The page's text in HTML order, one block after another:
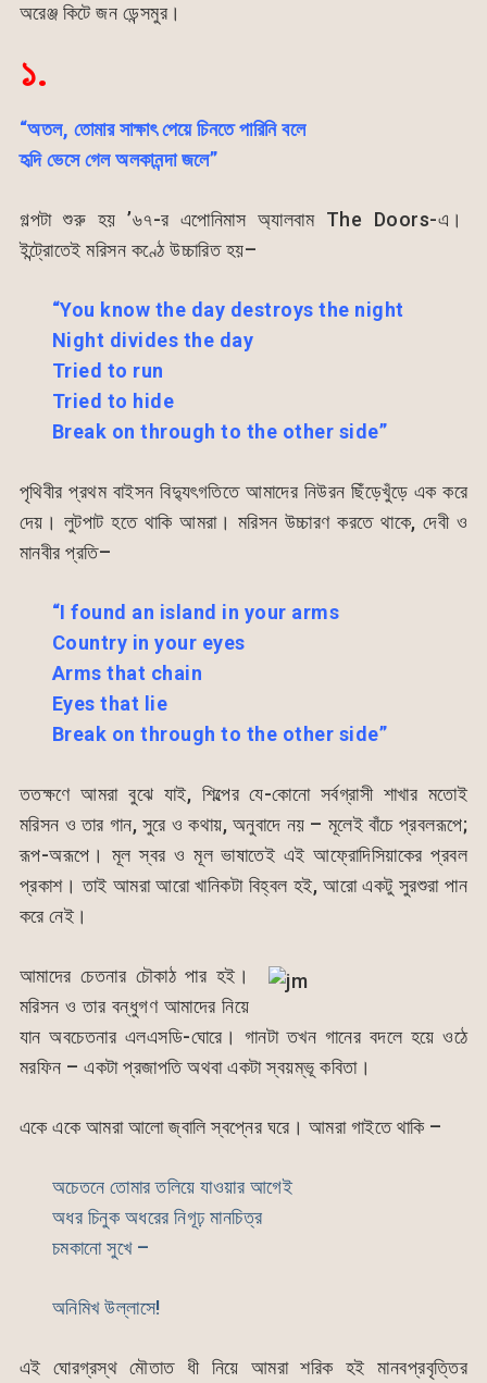
অরেঞ্জ কিটে জন ডেন্সমুর।
১.
“অতল, তোমার সাক্ষাৎ পেয়ে চিনতে পারিনি বলে
হৃদি ভেসে গেল অলকানন্দা জলে”
গল্পটা শুরু হয় ’৬৭-র এপোনিমাস অ্যালবাম The Doors-এ।
ইন্ট্রোতেই মরিসন কণ্ঠে উচ্চারিত হয়–
“You know the day destroys the night
Night divides the day
Tried to run
Tried to hide
Break on through to the other side”
পৃথিবীর প্রথম বাইসন বিদ্যুৎগতিতে আমাদের নিউরন ছিঁড়েখুঁড়ে এক করে
দেয়। লুটপাট হতে থাকি আমরা। মরিসন উচ্চারণ করতে থাকে, দেবী ও
মানবীর প্রতি–
“I found an island in your arms
Country in your eyes
Arms that chain
Eyes that lie
Break on through to the other side”
ততক্ষণে আমরা বুঝে যাই, শিল্পের যে-কোনো সর্বগ্রাসী শাখার মতোই
মরিসন ও তার গান, সুরে ও কথায়, অনুবাদে নয় – মূলেই বাঁচে প্রবলরূপে;
রূপ-অরূপে। মূল স্বর ও মূল ভাষাতেই এই আফ্রোদিসিয়াকের প্রবল
প্রকাশ। তাই আমরা আরো খানিকটা বিহ্বল হই, আরো একটু সুরশুরা পান
করে নেই।
আমাদের চেতনার চৌকাঠ পার হই।
মরিসন ও তার বন্ধুগণ আমাদের নিয়ে
যান অবচেতনার এলএসডি-ঘোরে। গানটা তখন গানের বদলে হয়ে ওঠে
মরফিন – একটা প্রজাপতি অথবা একটা স্বয়ম্ভূ কবিতা।
একে একে আমরা আলো জ্বালি স্বপ্নের ঘরে। আমরা গাইতে থাকি –
অচেতনে তোমার তলিয়ে যাওয়ার আগেই
অধর চিনুক অধরের নিগূঢ় মানচিত্র
চমকানো সুখে –
অনিমিখ উল্লাসে!
এই ঘোরগ্রস্থ মৌতাত ধী নিয়ে আমরা শরিক হই মানবপ্রবৃত্তির